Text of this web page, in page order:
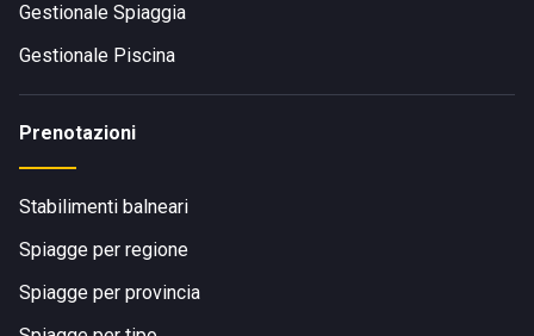
Gestionale Spiaggia
Gestionale Piscina
Prenotazioni
Stabilimenti balneari
Spiagge per regione
Spiagge per provincia